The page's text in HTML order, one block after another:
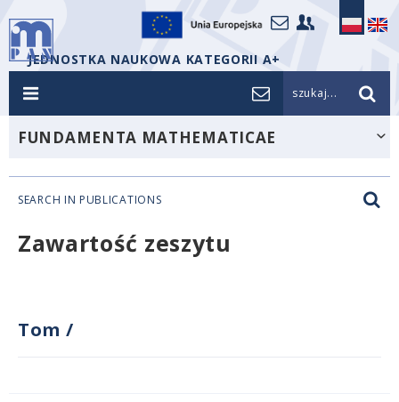
JEDNOSTKA NAUKOWA KATEGORII A+
szukaj...
FUNDAMENTA MATHEMATICAE
SEARCH IN PUBLICATIONS
Zawartość zeszytu
Tom /